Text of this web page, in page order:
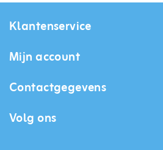
Klantenservice
Mijn account
Contactgegevens
Volg ons